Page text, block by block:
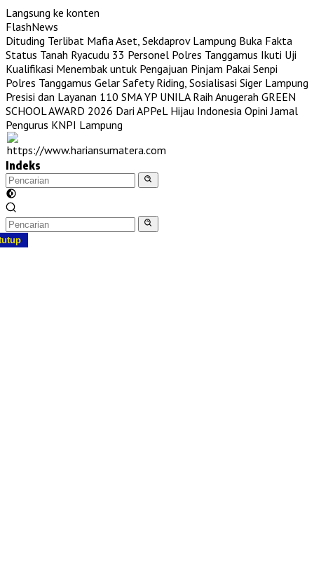
Langsung ke konten
FlashNews
Dituding Terlibat Mafia Aset, Sekdaprov Lampung Buka Fakta
Status Tanah Ryacudu 33 Personel Polres Tanggamus Ikuti Uji
Kualifikasi Menembak untuk Pengajuan Pinjam Pakai Senpi
Polres Tanggamus Gelar Safety Riding, Sosialisasi Siger Lampung
Presisi dan Layanan 110 SMA YP UNILA Raih Anugerah GREEN
SCHOOL AWARD 2026 Dari APPeL Hijau Indonesia Opini Jamal
Pengurus KNPI Lampung
Indeks